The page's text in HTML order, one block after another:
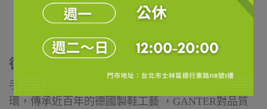
德國工藝 頂級品質
手工技藝在GANTER的製鞋過程中一直是重要的一
環，傳承近百年的德國製鞋工藝 ，GANTER對品質